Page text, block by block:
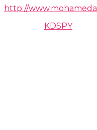
http://
KDSPY